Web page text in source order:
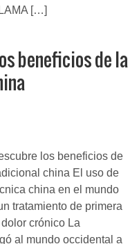
[…]
beneficios de la
los beneficios de
china El uso de
china en el mundo
tratamiento de primera
crónico La
al mundo occidental a